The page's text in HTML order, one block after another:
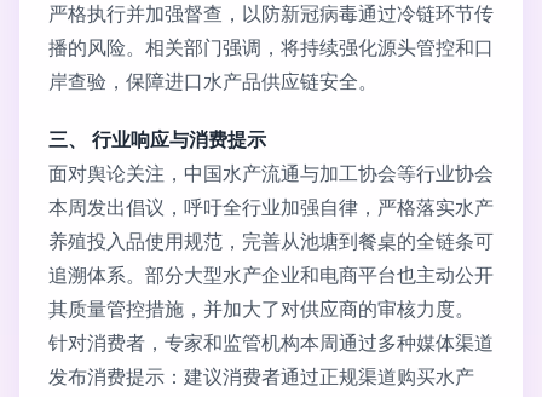
严格执行并加强督查，以防新冠病毒通过冷链环节传
播的风险。相关部门强调，将持续强化源头管控和口
岸查验，保障进口水产品供应链安全。
三、 行业响应与消费提示
面对舆论关注，中国水产流通与加工协会等行业协会
本周发出倡议，呼吁全行业加强自律，严格落实水产
养殖投入品使用规范，完善从池塘到餐桌的全链条可
追溯体系。部分大型水产企业和电商平台也主动公开
其质量管控措施，并加大了对供应商的审核力度。
针对消费者，专家和监管机构本周通过多种媒体渠道
发布消费提示：建议消费者通过正规渠道购买水产